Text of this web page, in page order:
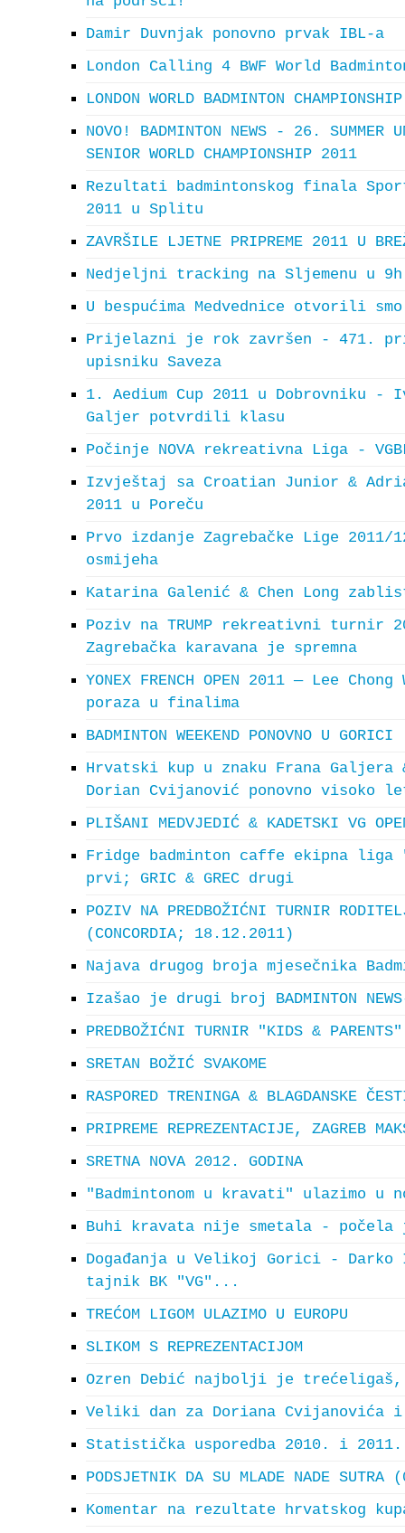
Damir Duvnjak ponovno prvak IBL-a
London Calling 4 BWF World
LONDON WORLD BADMINTON
NOVO! BADMINTON NEWS - 26.
SENIOR WORLD CHAMPIONSHIP 2011
Rezultati badmintonskog finala
2011 u Splitu
ZAVRŠILE LJETNE PRIPREME 2011 U
Nedjeljni tracking na Sljemenu u 9h
U bespućima Medvednice otvorili smo
Prijelazni je rok završen - 471.
upisniku Saveza
1. Aedium Cup 2011 u Dobrovniku -
Galjer potvrdili klasu
Počinje NOVA rekreativna Liga -
Izvještaj sa Croatian Junior &
2011 u Poreču
Prvo izdanje Zagrebačke Lige 2011/
osmijeha
Katarina Galenić & Chen Long
Poziv na TRUMP rekreativni turnir
Zagrebačka karavana je spremna
YONEX FRENCH OPEN 2011 — Lee
poraza u finalima
BADMINTON WEEKEND PONOVNO U GORICI
Hrvatski kup u znaku Frana Galjera
Dorian Cvijanović ponovno visoko
PLIŠANI MEDVJEDIĆ & KADETSKI VG
Fridge badminton caffe ekipna liga
prvi; GRIC & GREC drugi
POZIV NA PREDBOŽIĆNI TURNIR
(CONCORDIA; 18.12.2011)
Najava drugog broja mjesečnika
Izašao je drugi broj BADMINTON
PREDBOŽIĆNI TURNIR "KIDS &
SRETAN BOŽIĆ SVAKOME
RASPORED TRENINGA & BLAGDANSKE
PRIPREME REPREZENTACIJE, ZAGREB
SRETNA NOVA 2012. GODINA
"Badmintonom u kravati" ulazimo u
Buhi kravata nije smetala - počela
Događanja u Velikoj Gorici -
tajnik BK "VG"...
TREĆOM LIGOM ULAZIMO U EUROPU
SLIKOM S REPREZENTACIJOM
Ozren Debić najbolji je
Veliki dan za Doriana Cvijanovića i
Statistička usporedba 2010. i 2011.
PODSJETNIK DA SU MLADE NADE
Komentar na rezultate hrvatskog